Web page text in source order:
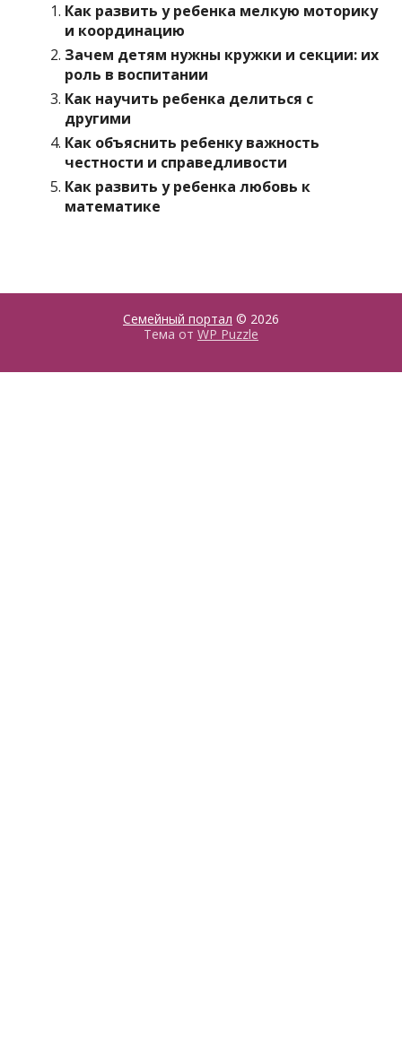
Как развить у ребенка мелкую моторику
и координацию
Зачем детям нужны кружки и секции: их
роль в воспитании
Как научить ребенка делиться с
другими
Как объяснить ребенку важность
честности и справедливости
Как развить у ребенка любовь к
математике
Семейный портал © 2026
Тема от WP Puzzle